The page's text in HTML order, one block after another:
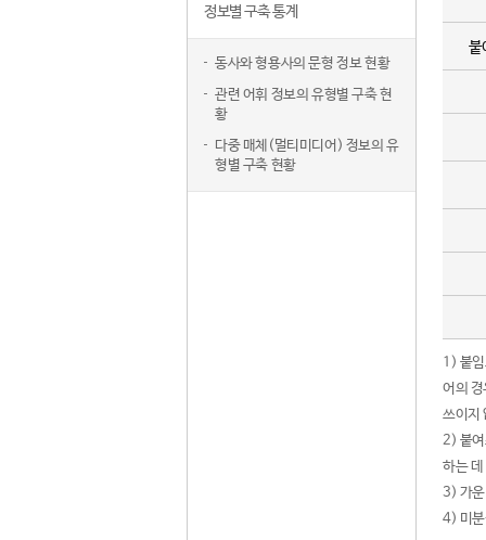
정보별 구축 통계
동사와 형용사의 문형 정보 현황
관련 어휘 정보의 유형별 구축 현
황
다중 매체(멀티미디어) 정보의 유
형별 구축 현황
붙
1) 붙
어의
쓰이지
2) 붙여
하는
3) 가운
4) 미분